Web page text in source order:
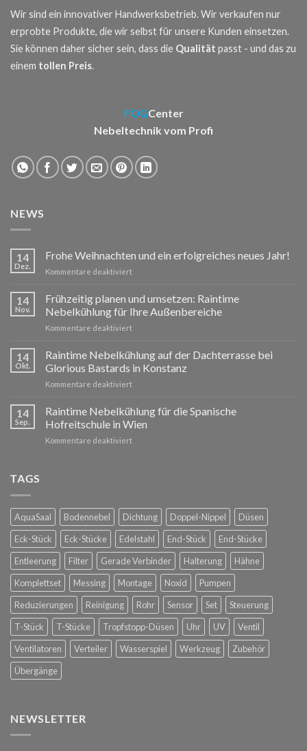
Wir sind ein innovativer Handwerksbetrieb. Wir verkaufen nur
erprobte Produkte, die wir selbst für unsere Kunden einsetzen.
Sie können daher sicher sein, dass die Qualität passt - und das zu
einem tollen Preis.
FOGCenter
Nebeltechnik vom Profi
NEWS
14
Dez.
Frohe Weihnachten und ein erfolgreiches neues Jahr!
Kommentare deaktiviertfür
Weihnachten
ein
erfolgreiches
Jahr!
14
Nov.
Frühzeitig planen und umsetzen: Raintime
Nebelkühlung für Ihre Außenbereiche
Kommentare deaktiviertfür
planen
umsetzen:
Raintime
für
Ihre
14
Okt.
Raintime Nebelkühlung auf der Dachterrasse bei
Glorious Bastards in Konstanz
Kommentare deaktiviertfür
Nebelkühlung
der
Dachterrasse
14
Sep.
Raintime Nebelkühlung für die Spanische
Hofreitschule in Wien
Kommentare deaktiviertfür
Hofreitschule
in
Wien
TAGS
AquaSaal Bodennebel Dichtung Doppel-Nippel
Düsen
Eck-Stück
Eck-Stücke Edelstahl End-Stück
End-Stücke
Entleerung
Filter Gerade Verbinder Halterung
Hähne
Komplettset
Messing Montage Noxid
Pumpen
Reduzierungen
Reinigung Rohr Sensor Set
Steuerung
T-Stück
T-Stücke Tropfstopp-Düsen Uhr UV
Ventil
Ventilatoren
Verteiler Wasserspiel Werkzeug
Zubehör
Übergänge
NEWSLETTER